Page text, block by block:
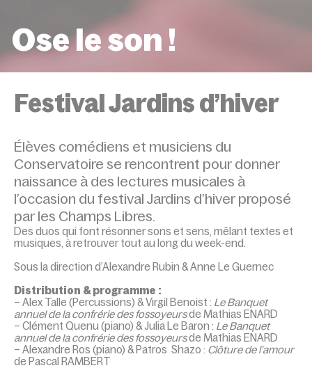
Ose le son !
Festival Jardins d’hiver
Élèves comédiens et musiciens du
Conservatoire se rencontrent pour donner
naissance à des lectures musicales à
l’occasion du festival Jardins d’hiver proposé
par les Champs Libres.
Des duos qui font résonner sons et sens, mêlant textes et
musiques, à retrouver tout au long du week-end.
Sous la direction d’Alexandre Rubin & Anne Le Guernec
Distribution & programme :
– Alex Talle (Percussions) & Virgil Benoist : Le Banquet
annuel de la confrérie des fossoyeursde Mathias ENARD
– Clément Quenu (piano) & Julia Le Baron : Le Banquet
annuel de la confrérie des fossoyeursde Mathias ENARD
– Alexandre Ros (piano) & Patros Shazo : Clôture de l’amour
de Pascal RAMBERT